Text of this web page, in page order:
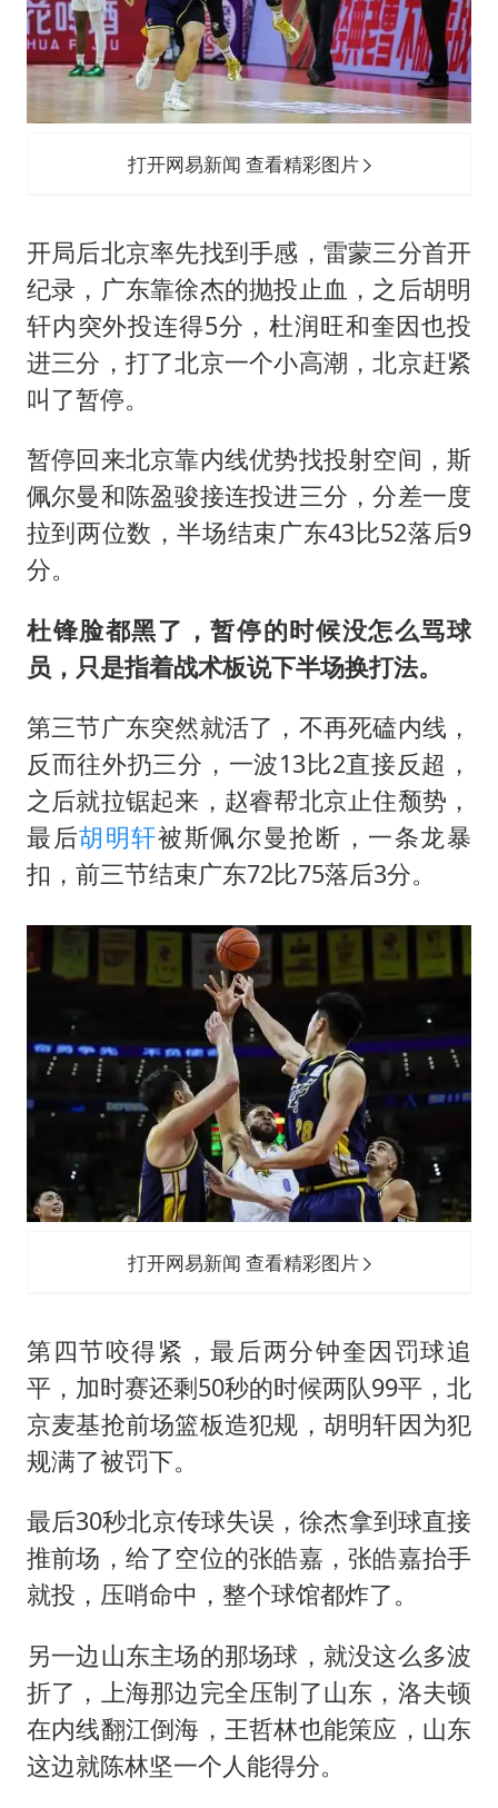
打开网易新闻 查看精彩图片
开局后北京率先找到手感，雷蒙三分首开
纪录，广东靠徐杰的抛投止血，之后胡明
轩内突外投连得5分，杜润旺和奎因也投
进三分，打了北京一个小高潮，北京赶紧
叫了暂停。
暂停回来北京靠内线优势找投射空间，斯
佩尔曼和陈盈骏接连投进三分，分差一度
拉到两位数，半场结束广东43比52落后9
分。
杜锋脸都黑了，暂停的时候没怎么骂球
员，只是指着战术板说下半场换打法。
第三节广东突然就活了，不再死磕内线，
反而往外扔三分，一波13比2直接反超，
之后就拉锯起来，赵睿帮北京止住颓势，
最后胡明轩被斯佩尔曼抢断，一条龙暴
扣，前三节结束广东72比75落后3分。
打开网易新闻 查看精彩图片
第四节咬得紧，最后两分钟奎因罚球追
平，加时赛还剩50秒的时候两队99平，北
京麦基抢前场篮板造犯规，胡明轩因为犯
规满了被罚下。
最后30秒北京传球失误，徐杰拿到球直接
推前场，给了空位的张皓嘉，张皓嘉抬手
就投，压哨命中，整个球馆都炸了。
另一边山东主场的那场球，就没这么多波
折了，上海那边完全压制了山东，洛夫顿
在内线翻江倒海，王哲林也能策应，山东
这边就陈林坚一个人能得分。